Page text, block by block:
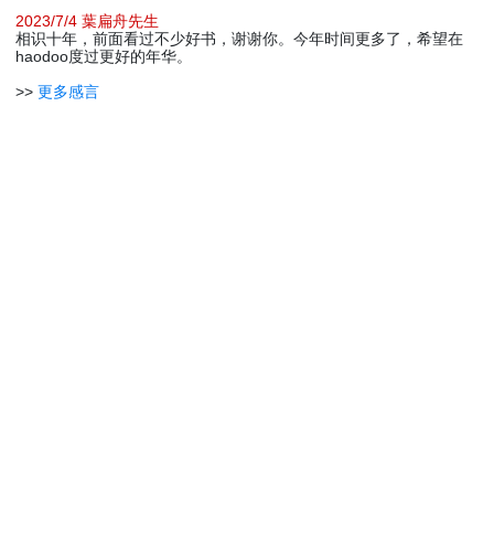
2023/7/4 葉扁舟先生
相识十年，前面看过不少好书，谢谢你。今年时间更多了，希望在
haodoo度过更好的年华。
>>更多感言